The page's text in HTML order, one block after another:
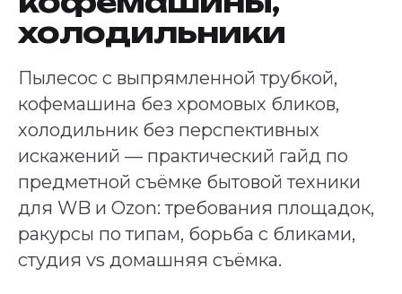
холодильники
Пылесос с выпрямленной трубкой,
кофемашина без хромовых бликов,
холодильник без перспективных
искажений — практический гайд по
предметной съёмке бытовой техники
для WB и Ozon: требования площадок,
ракурсы по типам, борьба с бликами,
студия vs домашняя съёмка.